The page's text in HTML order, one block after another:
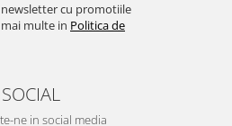
cu promotiile
multe in Politica de
SOCIAL
ne in social media